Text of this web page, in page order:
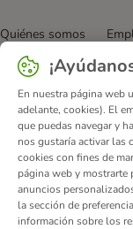
Quiénes somos
Condiciones
Formulario de
Gastos de envío y
Programa de afiliación
Declaración de
© zooplus SE2026
En nuestra página web
adelante, cookies). El
que puedas navegar y
nos gustaría activar las
cookies con fines de
página web y mostrarte
anuncios
la sección de
información sobre los